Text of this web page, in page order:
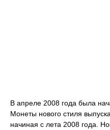
В апреле 2008 года была
Монеты нового стиля
начиная с лета 2008 года.